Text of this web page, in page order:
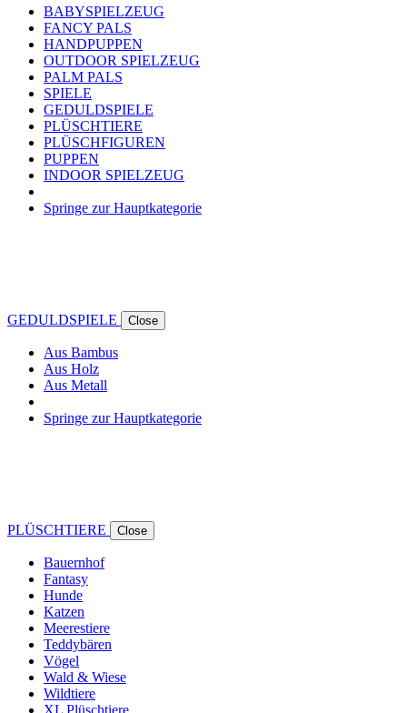
BABYSPIELZEUG
FANCY PALS
HANDPUPPEN
OUTDOOR SPIELZEUG
PALM PALS
SPIELE
GEDULDSPIELE
PLÜSCHTIERE
PLÜSCHFIGUREN
PUPPEN
INDOOR SPIELZEUG
Springe zur Hauptkategorie
GEDULDSPIELE Close
Aus Bambus
Aus Holz
Aus Metall
Springe zur Hauptkategorie
PLÜSCHTIERE Close
Bauernhof
Fantasy
Hunde
Katzen
Meerestiere
Teddybären
Vögel
Wald & Wiese
Wildtiere
XL Plüschtiere